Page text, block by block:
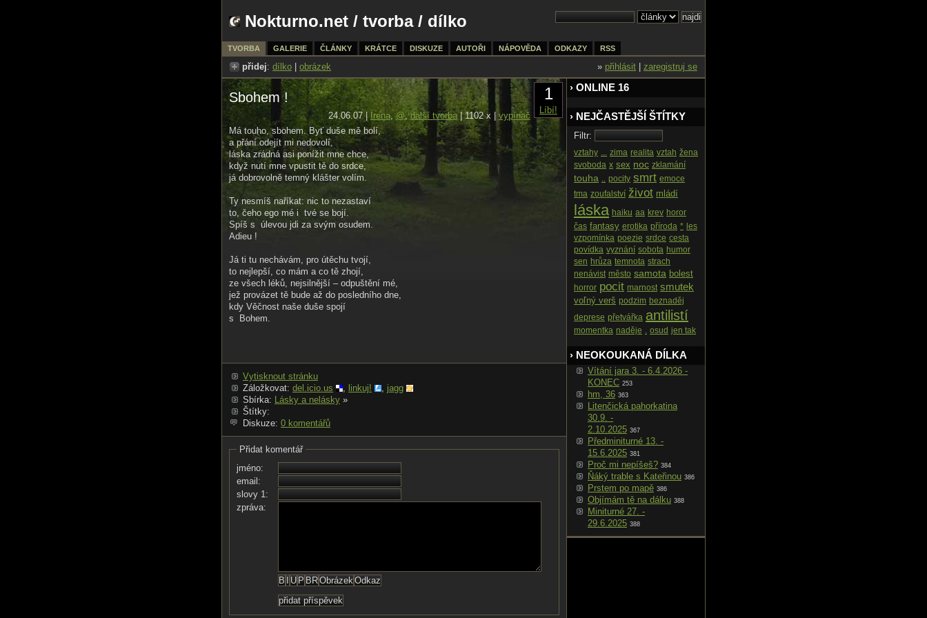
Nokturno.net / tvorba/ dílko
TVORBA GALERIE ČLÁNKY KRÁTCE DISKUZE AUTOŘI NÁPOVĚDA ODKAZY RSS
přidej: dílko obrázek » přihlásit zaregistruj se
1
Líbí!
Sbohem !
24.06.07 | Irena, @,další tvorba| 1102 x |vypínač
Má touho, sbohem. Byť duše mě bolí,
a přání odejít mi nedovolí,
láska zrádná asi ponížit mne chce,
když nutí mne vpustit tě do srdce,
já dobrovolně temný klášter volím.
Ty nesmíš naříkat: nic to nezastaví
to, čeho ego mé i tvé se bojí.
Spíš s úlevou jdi za svým osudem.
Adieu !
Já ti tu nechávám, pro útěchu tvojí,
to nejlepší, co mám a co tě zhojí,
ze všech léků, nejsilnější – odpuštění mé,
jež provázet tě bude až do posledního dne,
kdy Věčnost naše duše spojí
s Bohem.
Vytisknout stránku
Záložkovat: del.icio.us , linkuj! , jagg
Sbírka: Lásky a nelásky »
Štítky:
Diskuze: 0 komentářů
Přidat komentář
jméno:
email:
slovy 1:
zpráva:
› ONLINE 16
› NEJČASTĚJŠÍ ŠTÍTKY
Filtr:
vztahy ... zima realita vztah žena
svoboda x sex noc zklamání
touha .. pocity smrt emoce
tma zoufalství život mládí
láska haiku aa krev horor
čas fantasy erotika příroda * les
vzpomínka poezie srdce cesta
povídka vyznání sobota humor
sen hrůza temnota strach
nenávist město samota bolest
horror pocit marnost smutek
voľný verš podzim beznaděj
deprese přetvářka antilistí
momentka naděje . osud jen tak
› NEOKOUKANÁ DÍLKA
Vítání jara 3. - 6.4.2026 -
KONEC 253
hm, 36 363
Litenčická pahorkatina
30.9. -
2.10.2025 367
Předminiturné 13. -
15.6.2025 381
Proč mi nepíšeš? 384
Ňáký trable s Kateřinou 386
Prstem po mapě 386
Objímám tě na dálku 388
Miniturné 27. -
29.6.2025 388